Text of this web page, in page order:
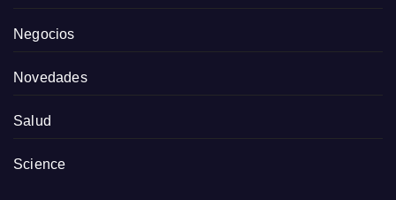
Negocios
Novedades
Salud
Science